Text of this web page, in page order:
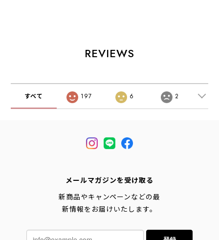
ス・MEN'S /
LADY'S
REVIEWS
すべて 197 6 2
メールマガジンを受け取る
新商品やキャンペーンなどの最
新情報をお届けいたします。